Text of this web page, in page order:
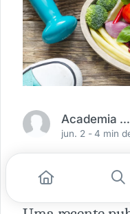
Academia Médica
jun. 2 -4 min